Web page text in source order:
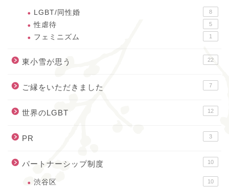
LGBT/同性婚 8
性虐待 5
フェミニズム 1
東小雪が思う 22
ご縁をいただきました 7
世界のLGBT 12
PR 3
パートナーシップ制度 10
渋谷区 10